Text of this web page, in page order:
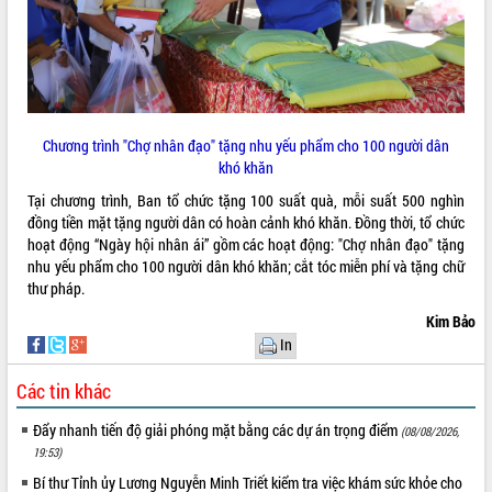
Tháo gỡ những vướng mắc, đẩy mạnh
công tác cải cách thủ tục hành chính
tại Trung tâm Phục vụ hành chính
công tỉnh
Đắk Lắk: Tôn vinh 46 giải pháp tại Hội
thi Sáng tạo Kỹ thuật 2024 - 2025
Đắk Lắk rà soát, điều chỉnh Đề án 190
Phó Chủ tịch UBND tỉnh Đắk Lắk
Trương Công Thái kiểm tra thực địa
Dự án cao tốc Khánh Hòa - Buôn Ma
Thuột
Xây dựng nông thôn mới: Nâng cao đời
sống người dân từ những mô hình thiết
thực
Quyết liệt tháo gỡ vướng mắc, đẩy
nhanh tiến độ các dự án trọng điểm
trong Khu kinh tế Nam Phú Yên
Chương trình "Chợ nhân đạo" tặng nhu yếu phẩm cho 100 người dân
khó khăn
Tại chương trình, Ban tổ chức tặng 100 suất quà, mỗi suất 500 nghìn
đồng tiền mặt tặng người dân có hoàn cảnh khó khăn. Đồng thời, tổ chức
hoạt động “Ngày hội nhân ái” gồm các hoạt động: "Chợ nhân đạo" tặng
nhu yếu phẩm cho 100 người dân khó khăn; cắt tóc miễn phí và tặng chữ
thư pháp.
Kim Bảo
In
Các tin khác
Đẩy nhanh tiến độ giải phóng mặt bằng các dự án trọng điểm (08/08/2026,
19:53)
Bí thư Tỉnh ủy Lương Nguyễn Minh Triết kiểm tra việc khám sức khỏe cho